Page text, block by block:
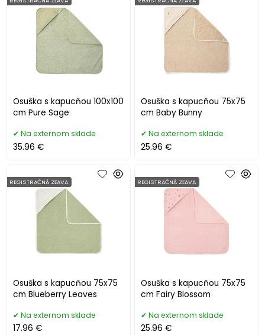
Osuška s kapucňou 100x100
cm Pure Sage
Na externom sklade
35.96 €
Osuška s kapucňou 75x75
cm Baby Bunny
Na externom sklade
25.96 €
Osuška s kapucňou 75x75
cm Blueberry Leaves
REGISTRAČNÁ ZĽAVA
Na externom sklade
17.96 €
Osuška s kapucňou 75x75
cm Fairy Blossom
REGISTRAČNÁ ZĽAVA
Na externom sklade
25.96 €